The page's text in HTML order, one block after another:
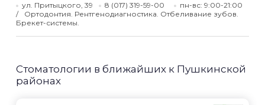
ул. Притыцкого, 39 8 (017) 319-59-00
пн-вс: 9:00-21:00
Ортодонтия. Рентгенодиагностика. Отбеливание зубов.
Брекет-системы.
Стоматологии в ближайших к Пушкинской
районах